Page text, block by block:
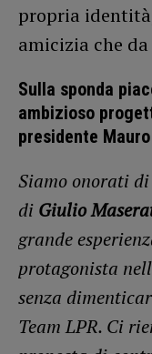
propria
amicizia che
Sulla sponda
ambizioso
presidente
Siamo onorati
di Giulio
grande
protagonista
senza
Team LPR. Ci